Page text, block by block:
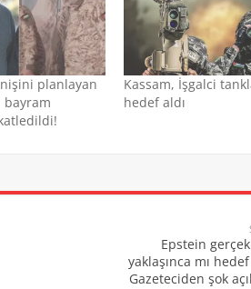
planlayan
Kassam, İşgalci
hedef aldı
Epstein
yaklaşınca mı
Gazeteciden şok